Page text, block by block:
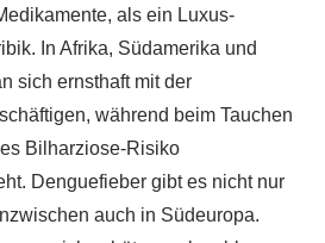
als ein Luxus-
In Afrika, Südamerika und
sich ernsthaft mit der
während beim Tauchen
Bilharziose-Risiko
Denguefieber gibt es nicht nur
auch in Südeuropa.